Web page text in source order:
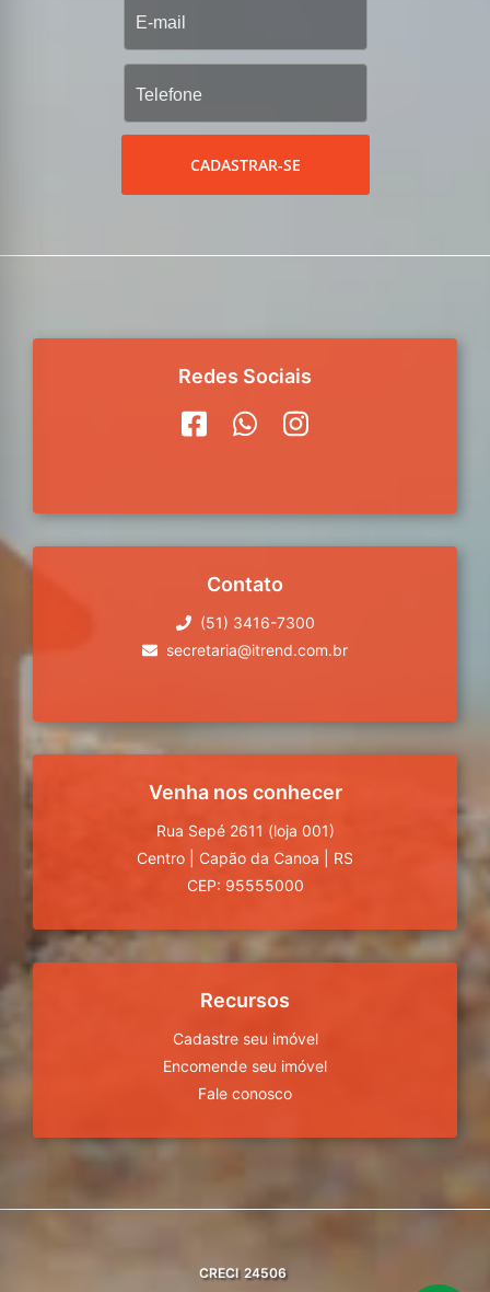
CADASTRAR-SE
Redes Sociais
Contato
(51) 3416-7300
secretaria@itrend.com.br
Venha nos conhecer
Rua Sepé 2611 (loja 001)
Centro
Capão da Canoa
RS
CEP: 95555000
Recursos
Cadastre seu imóvel
Encomende seu imóvel
Fale conosco
CRECI 24506